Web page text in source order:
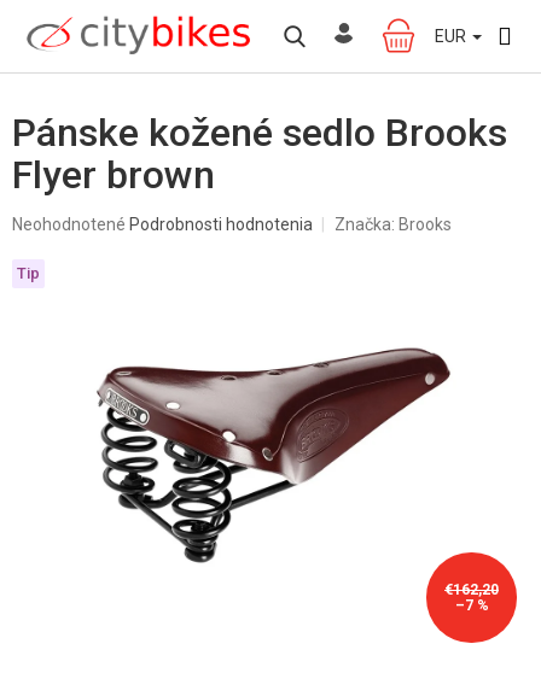
obsah
NÁKUPNÝ
KOŠÍK
EUR
Pánske kožené sedlo Brooks
Flyer brown
Priemerné
produktu
je
Neohodnotené Podrobnosti hodnotenia Značka: Brooks
€162,20
–7 %
Tip